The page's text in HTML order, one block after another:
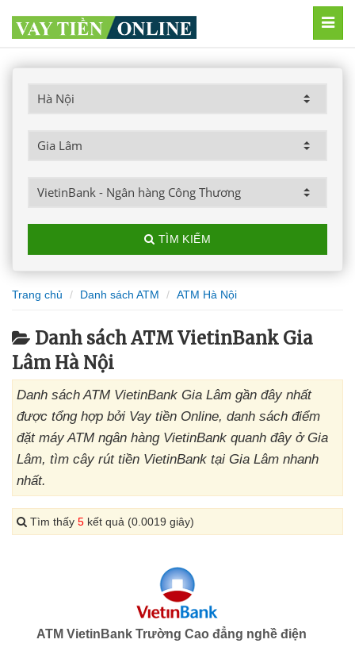
TÌM KIẾM
Trang chủ Danh sách ATM ATM Hà Nội
Danh sách ATM VietinBank Gia
Lâm Hà Nội
Danh sách ATM VietinBank Gia Lâm gần đây nhất
được tổng hợp bởi Vay tiền Online, danh sách điểm
đặt máy ATM ngân hàng VietinBank quanh đây ở Gia
Lâm, tìm cây rút tiền VietinBank tại Gia Lâm nhanh
nhất.
Tìm thấy 5 kết quả (0.0019 giây)
ATM VietinBank Trường Cao đẳng nghề điện